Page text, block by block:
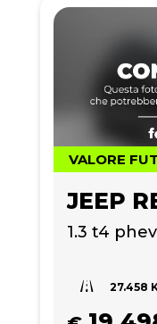
VALORE
JEEP
1.3 t4
27.458